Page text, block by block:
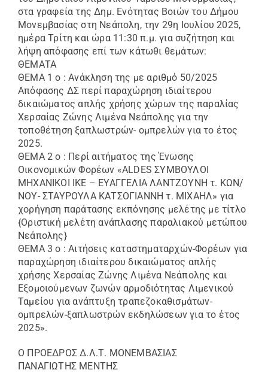
στα γραφεία της Δημ. Ενότητας Βοιών του Δήμου
Μονεμβασίας στη Νεάπολη, την 29η Ιουλίου 2025,
ημέρα Τρίτη και ώρα 11:30 π.μ. για συζήτηση και
λήψη απόφασης επί των κάτωθι θεμάτων:
ΘΕΜΑΤΑ
ΘΕΜΑ 1 ο : Ανάκληση της με αριθμό 50/2025
Απόφασης ΔΣ περί παραχώρηση ιδιαίτερου
δικαιώματος απλής χρήσης χώρων της παραλίας
Χερσαίας Ζώνης Λιμένα Νεάπολης για την
τοποθέτηση ξαπλωστρών- ομπρελών για το έτος
2025.
ΘΕΜΑ 2 ο : Περί αιτήματος της Ένωσης
Οικονομικών Φορέων «ALDES ΣΥΜΒΟΥΛΟΙ
ΜΗΧΑΝΙΚΟΙ ΙΚΕ – ΕΥΑΓΓΕΛΙΑ ΛΑΝΤΖΟΥΝΗ τ. ΚΩΝ/
ΝΟΥ- ΣΤΑΥΡΟΥΛΑ ΚΑΤΣΟΓΙΑΝΝΗ τ. ΜΙΧΑΗΛ» για
χορήγηση παράτασης εκπόνησης μελέτης με τίτλο
{Οριστική μελέτη ανάπλασης παραλιακού μετώπου
Νεάπολης}
ΘΕΜΑ 3 ο : Αιτήσεις καταστηματαρχών-Φορέων για
παραχώρηση ιδιαίτερου δικαιώματος απλής
χρήσης Χερσαίας Ζώνης Λιμένα Νεάπολης και
Εξομοιούμενων ζωνών αρμοδιότητας Λιμενικού
Ταμείου για ανάπτυξη τραπεζοκαθισμάτων-
ομπρελών-ξαπλωστρών εκδηλώσεων για το έτος
2025».
Ο ΠΡΟΕΔΡΟΣ Δ.Λ.Τ. ΜΟΝΕΜΒΑΣΙΑΣ
ΠΑΝΑΓΙΩΤΗΣ ΜΕΝΤΗΣ